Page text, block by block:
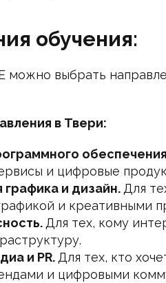
обучения:
можно выбрать
в Твери:
и цифровые
и дизайн. Для
и креативными
Для тех, кому
и PR. Для тех, кто
и цифровыми